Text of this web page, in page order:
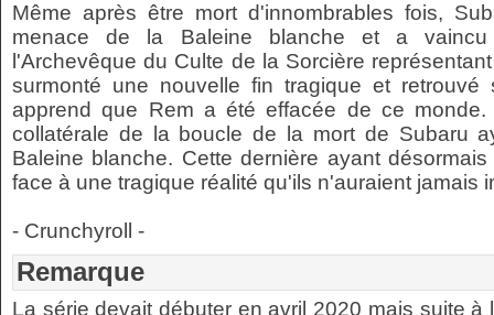
Même après être mort d'innombrables fois,
menace de la Baleine blanche et a vaincu
l'Archevêque du Culte de la Sorcière
surmonté une nouvelle fin tragique et retrouvé
apprend que Rem a été effacée de ce
collatérale de la boucle de la mort de Subaru
Baleine blanche. Cette dernière ayant
face à une tragique réalité qu'ils n'auraient jamais
- Crunchyroll -
Remarque
La série devait débuter en avril 2020 mais suite à